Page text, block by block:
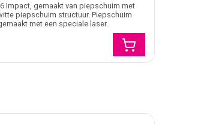
Impact, gemaakt van piepschuim met
piepschuim structuur. Piepschuim
met een speciale laser.